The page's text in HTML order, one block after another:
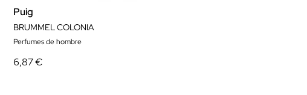
Puig
BRUMMEL COLONIA
Perfumes de hombre
6,87 €